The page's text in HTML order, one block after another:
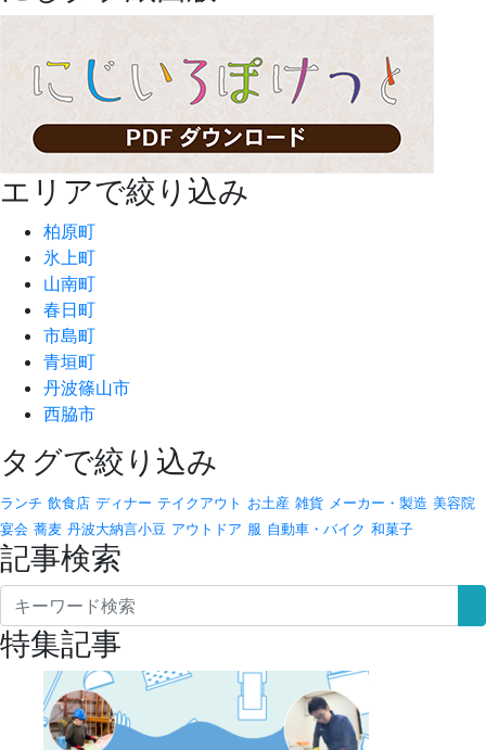
エリアで絞り込み
柏原町
氷上町
山南町
春日町
市島町
青垣町
丹波篠山市
西脇市
タグで絞り込み
ランチ 飲食店 ディナー テイクアウト お土産 雑貨 メーカー・製造 美容院
宴会 蕎麦 丹波大納言小豆 アウトドア 服 自動車・バイク 和菓子
記事検索
特集記事